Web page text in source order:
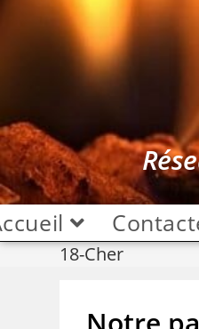
18-Cher